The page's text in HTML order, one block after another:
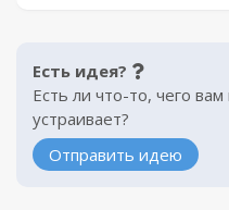
Есть идея?
Есть ли что-то, чего
устраивает?
Отправить идею